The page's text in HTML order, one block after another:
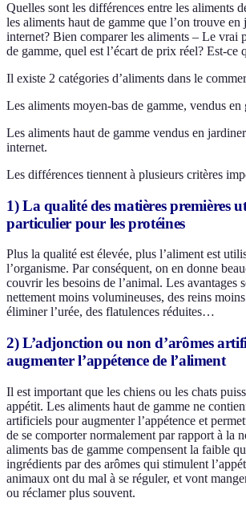
Quelles sont les différences entre les aliments
les aliments haut de gamme que l’on trouve
internet? Bien comparer les aliments – Le vrai
de gamme, quel est l’écart de prix réel? Est-ce
Il existe 2 catégories d’aliments dans le
Les aliments moyen-bas de gamme, vendus en
Les aliments haut de gamme vendus en
internet.
Les différences tiennent à plusieurs critères
1) La qualité des matières premières
particulier pour les protéines
Plus la qualité est élevée, plus l’aliment est
l’organisme. Par conséquent, on en donne
couvrir les besoins de l’animal. Les avantages
nettement moins volumineuses, des reins
éliminer l’urée, des flatulences réduites…
2) L’adjonction ou non d’arômes
augmenter l’appétence de l’aliment
Il est important que les chiens ou les chats
appétit. Les aliments haut de gamme ne
artificiels pour augmenter l’appétence et
de se comporter normalement par rapport à la
aliments bas de gamme compensent la faible
ingrédients par des arômes qui stimulent
animaux ont du mal à se réguler, et vont
ou réclamer plus souvent.